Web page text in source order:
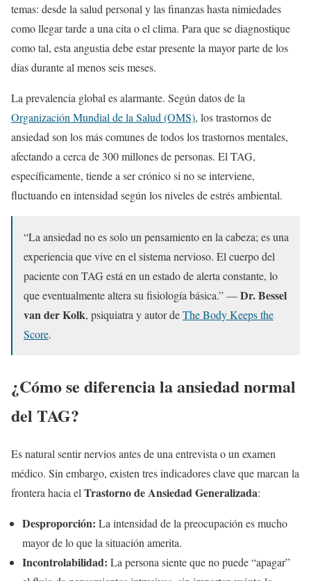
temas: desde la salud personal y las finanzas hasta nimiedades
como llegar tarde a una cita o el clima. Para que se diagnostique
como tal, esta angustia debe estar presente la mayor parte de los
días durante al menos seis meses.
La prevalencia global es alarmante. Según datos de la
Organización Mundial de la Salud (OMS), los trastornos de
ansiedad son los más comunes de todos los trastornos mentales,
afectando a cerca de 300 millones de personas. El TAG,
específicamente, tiende a ser crónico si no se interviene,
fluctuando en intensidad según los niveles de estrés ambiental.
“La ansiedad no es solo un pensamiento en la cabeza; es una
experiencia que vive en el sistema nervioso. El cuerpo del
paciente con TAG está en un estado de alerta constante, lo
que eventualmente altera su fisiología básica.” —Dr. Bessel
van der Kolk, psiquiatra y autor deThe Body Keeps the
Score.
¿Cómo se diferencia la ansiedad normal
del TAG?
Es natural sentir nervios antes de una entrevista o un examen
médico. Sin embargo, existen tres indicadores clave que marcan la
frontera hacia el Trastorno de Ansiedad Generalizada:
Desproporción: La intensidad de la preocupación es mucho
mayor de lo que la situación amerita.
Incontrolabilidad: La persona siente que no puede “apagar”